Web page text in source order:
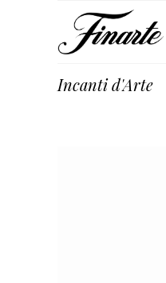
Incanti d'Arte